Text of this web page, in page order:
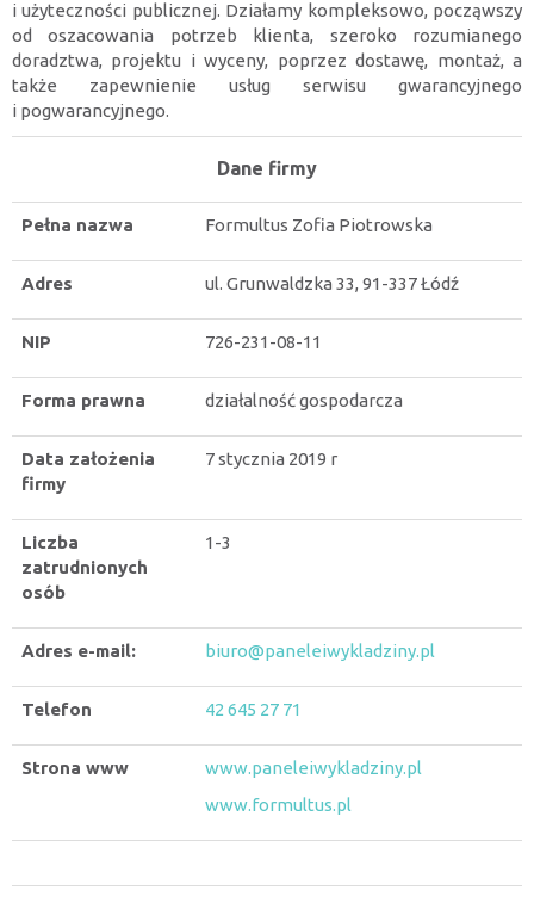
i użyteczności publicznej. Działamy kompleksowo, począwszy
od oszacowania potrzeb klienta, szeroko rozumianego
doradztwa, projektu i wyceny, poprzez dostawę, montaż, a
także zapewnienie usług serwisu gwarancyjnego
i pogwarancyjnego.
Dane firmy
Pełna nazwa Formultus Zofia Piotrowska
Adres ul. Grunwaldzka 33, 91-337 Łódź
NIP 726-231-08-11
Forma prawna działalność gospodarcza
Data założenia
firmy
7 stycznia 2019 r
Liczba
zatrudnionych
osób
1-3
Adres e-mail: biuro@paneleiwykladziny.pl
Telefon 42 645 27 71
Strona www
www.paneleiwykladziny.pl
www.formultus.pl